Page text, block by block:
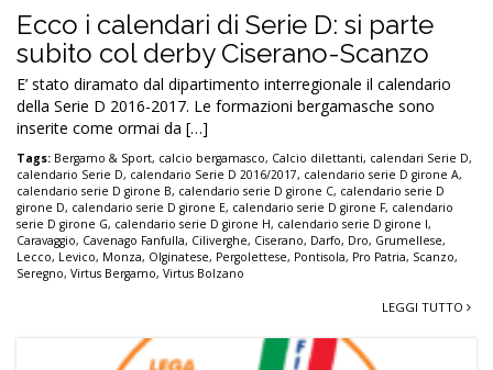
Ecco i calendari di Serie D: si parte
subito col derby Ciserano-Scanzo
E’ stato diramato dal dipartimento interregionale il calendario
della Serie D 2016-2017. Le formazioni bergamasche sono
inserite come ormai da […]
Tags: Bergamo & Sport, calcio bergamasco, Calcio dilettanti, calendari Serie D,
calendario Serie D, calendario Serie D 2016/2017, calendario serie D girone A,
calendario serie D girone B, calendario serie D girone C, calendario serie D
girone D, calendario serie D girone E, calendario serie D girone F, calendario
serie D girone G, calendario serie D girone H, calendario serie D girone I,
Caravaggio, Cavenago Fanfulla, Ciliverghe, Ciserano, Darfo, Dro, Grumellese,
Lecco, Levico, Monza, Olginatese, Pergolettese, Pontisola, Pro Patria, Scanzo,
Seregno, Virtus Bergamo, Virtus Bolzano
LEGGI TUTTO